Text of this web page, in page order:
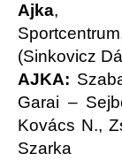
Ajka,
(Sinkovicz
AJKA:
Garai –
Kovács N.,